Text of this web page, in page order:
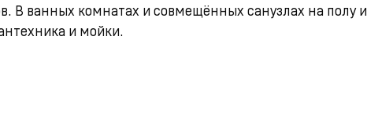
В ванных комнатах и совмещённых санузлах на полу и
и мойки.